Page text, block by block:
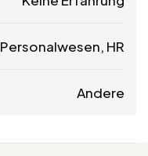
Personalwesen, HR
Andere